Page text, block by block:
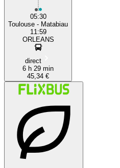
05:30
Toulouse - Matabiau
11:59
ORLEANS
direct
6 h 29 min
45,34 €